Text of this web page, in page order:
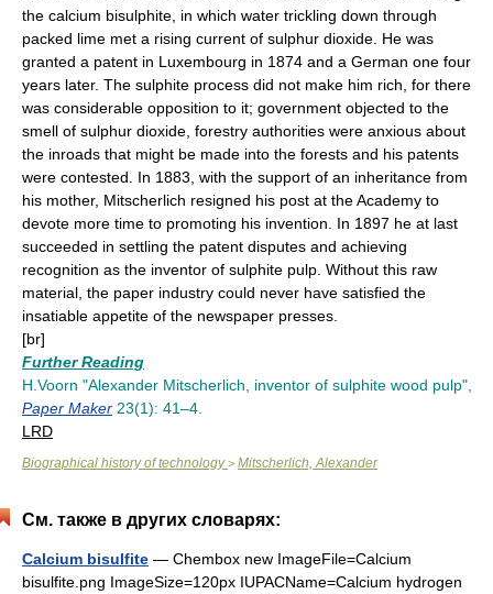
the calcium bisulphite, in which water trickling down through
packed lime met a rising current of sulphur dioxide. He was
granted a patent in Luxembourg in 1874 and a German one four
years later. The sulphite process did not make him rich, for there
was considerable opposition to it; government objected to the
smell of sulphur dioxide, forestry authorities were anxious about
the inroads that might be made into the forests and his patents
were contested. In 1883, with the support of an inheritance from
his mother, Mitscherlich resigned his post at the Academy to
devote more time to promoting his invention. In 1897 he at last
succeeded in settling the patent disputes and achieving
recognition as the inventor of sulphite pulp. Without this raw
material, the paper industry could never have satisfied the
insatiable appetite of the newspaper presses.
[br]
Further Reading
H.Voorn "Alexander Mitscherlich, inventor of sulphite wood pulp",
Paper Maker 23(1): 41–4.
LRD
Biographical history of technology> Mitscherlich, Alexander
См. также в других словарях:
Calcium bisulfite — Chembox new ImageFile=Calcium
bisulfite.png ImageSize=120px IUPACName=Calcium hydrogen